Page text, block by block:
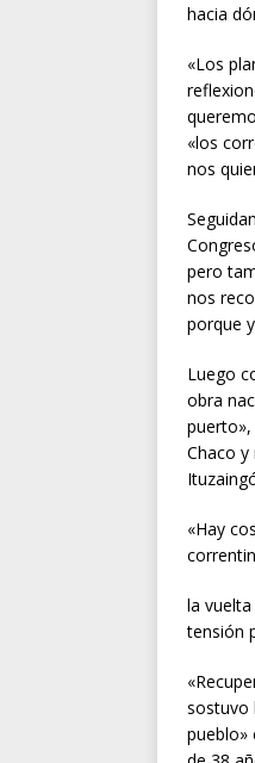
hacia
«Los
«los
nos
pero
nos
porque
Luego
obra
Chaco
«Hay
la
tensión
sostuvo
pueblo»